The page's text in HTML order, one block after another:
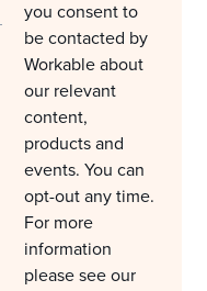
you consent to
be contacted by
Workable about
our relevant
content,
products and
events. You can
opt-out any time.
For more
information
please see our